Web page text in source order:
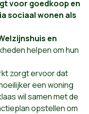
voor goedkoop en
sociaal wonen als
en
helpen om hun
zorgt ervoor dat
een woning
wil samen met de
opstellen om